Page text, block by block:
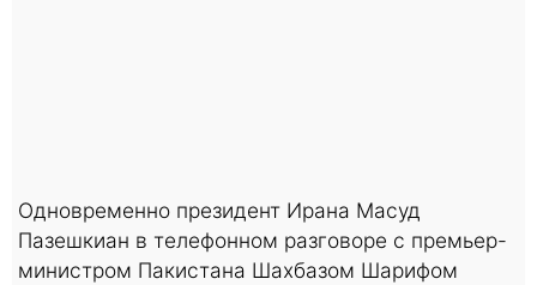
Одновременно президент Ирана Масуд
Пазешкиан в телефонном разговоре с премьер-
министром Пакистана Шахбазом Шарифом